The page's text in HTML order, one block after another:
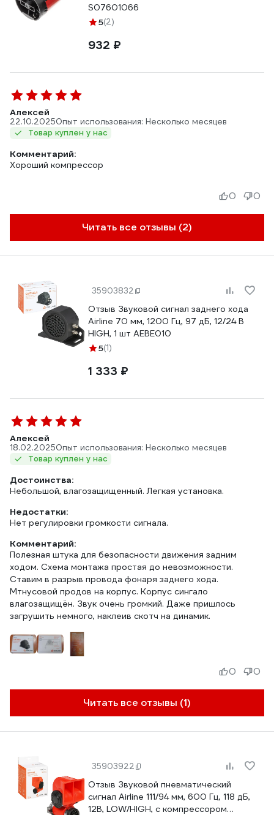
S07601066
5(2)
932 ₽
Алексей
22.10.2025Опыт использования: Несколько месяцев
Товар куплен у нас
Комментарий:
Хороший компрессор
Читать все отзывы (2)
0 0
35903832
Отзыв Звуковой сигнал заднего хода
Airline 70 мм, 1200 Гц, 97 дБ, 12/24 В
HIGH, 1 шт AEBE010
5(1)
1 333 ₽
Алексей
18.02.2025Опыт использования: Несколько месяцев
Товар куплен у нас
Достоинства:
Небольшой, влагозащищенный. Легкая установка.
Недостатки:
Нет регулировки громкости сигнала.
Комментарий:
Полезная штука для безопасности движения задним
ходом. Схема монтажа простая до невозможности.
Ставим в разрыв провода фонаря заднего хода.
Мтнусовой продов на корпус. Корпус сингало
влагозащищён. Звук очень громкий. Даже пришлось
загрушить немного, наклеив скотч на динамик.
Читать все отзывы (1)
0 0
35903922
Отзыв Звуковой пневматический
сигнал Airline 111/94 мм, 600 Гц, 118 дБ,
12В, LOW/HIGH, с компрессором